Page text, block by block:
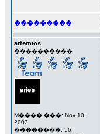
���������
artemios
����������
M���� ���: Nov 10,
2003
��������: 56